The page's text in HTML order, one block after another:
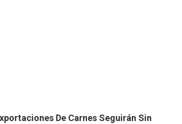
De Carnes Seguirán Sin